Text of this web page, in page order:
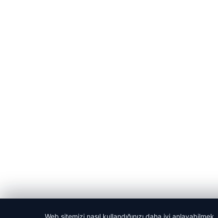
Web sitemizi nasıl kullandığınızı daha iyi